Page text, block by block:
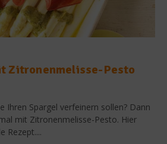
Zitronenmelisse-Pesto
Ihren Spargel verfeinern sollen? Dann
mit Zitronenmelisse-Pesto. Hier
Rezept....